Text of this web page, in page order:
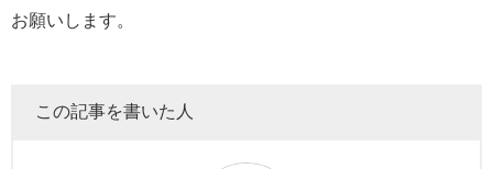
お願いします。
この記事を書いた人